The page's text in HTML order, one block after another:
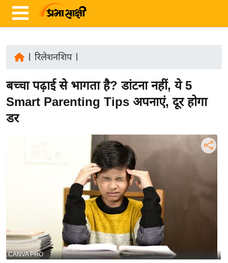
ज़ा
ख
र
य
बि
रिलेशनशिप|
बच्चा पढ़ाई से भागता है? डांटना नहीं, ये 5
Smart Parenting Tips अपनाएं, दूर होगा
डर
CANVA PRO